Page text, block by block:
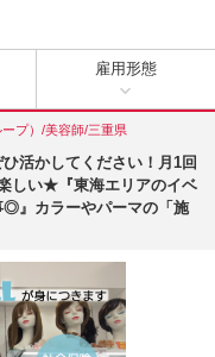
雇用形態
プ）/美容師/三重県
活かしてください！月1回
しい★『東海エリアのイベ
◎』カラーやパーマの「施